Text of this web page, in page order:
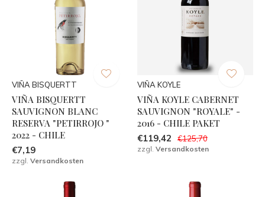
VIÑA BISQUERTT
VIÑA BISQUERTT
SAUVIGNON BLANC
RESERVA "PETIRROJO "
2022 - CHILE
€7,19
zzgl. Versandkosten
VIÑA KOYLE
VIÑA KOYLE CABERNET
SAUVIGNON "ROYALE" -
2016 - CHILE PAKET
€119,42 €125,70
zzgl. Versandkosten